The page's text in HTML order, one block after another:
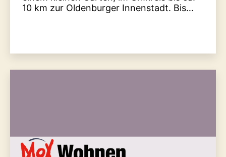
10 km zur Oldenburger Innenstadt. Bis…